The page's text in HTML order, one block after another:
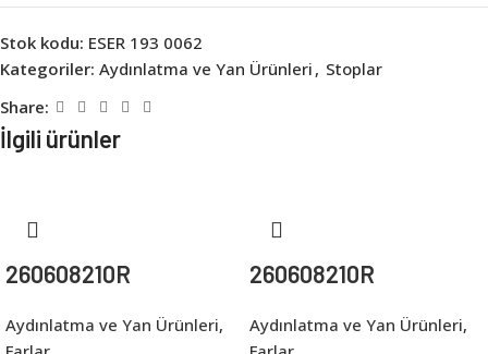
Stok kodu: ESER 193 0062
Kategoriler: Aydınlatma ve Yan Ürünleri , Stoplar
Share:
İlgili ürünler
260608210R
Aydınlatma ve Yan Ürünleri,
260608210R
Aydınlatma ve Yan Ürünleri,